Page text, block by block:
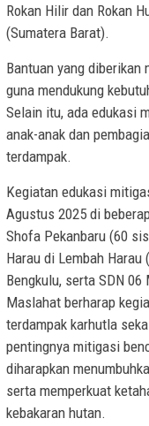
Rokan Hilir dan Rokan
(Sumatera Barat).
Bantuan yang diberikan
guna mendukung
Selain itu, ada edukasi
anak-anak dan
terdampak.
Kegiatan edukasi
Agustus 2025 di
Shofa Pekanbaru (60
Harau di Lembah Harau
Bengkulu, serta SDN
Maslahat berharap
terdampak karhutla
pentingnya mitigasi
diharapkan
serta memperkuat
kebakaran hutan.